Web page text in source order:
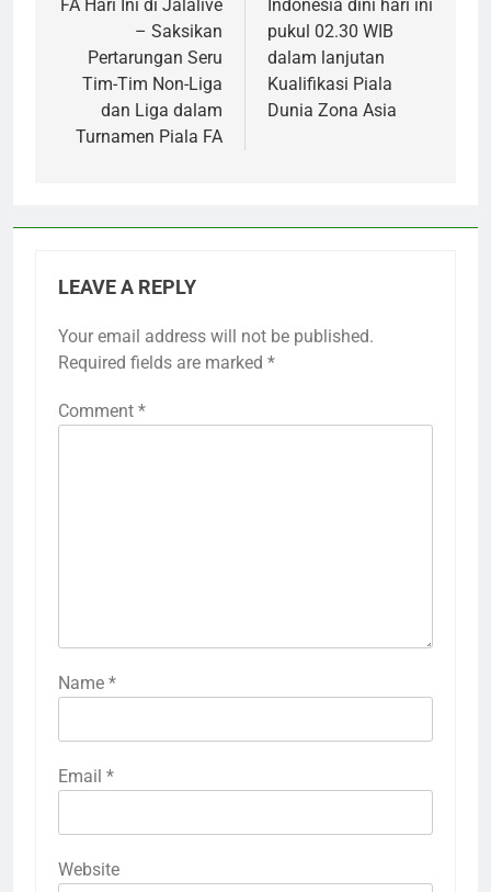
FA Hari Ini di Jalalive
– Saksikan
Pertarungan Seru
Tim-Tim Non-Liga
dan Liga dalam
Turnamen Piala FA
Indonesia dini hari ini
pukul 02.30 WIB
dalam lanjutan
Kualifikasi Piala
Dunia Zona Asia
LEAVE A REPLY
Your email address will not be published.
Required fields are marked *
Comment *
Name *
Email *
Website